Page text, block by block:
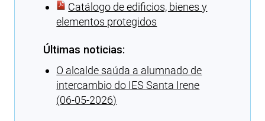
Catálogo de edificios, bienes y
elementos protegidos
Últimas noticias:
O alcalde saúda a alumnado de
intercambio do IES Santa Irene
(06-05-2026)